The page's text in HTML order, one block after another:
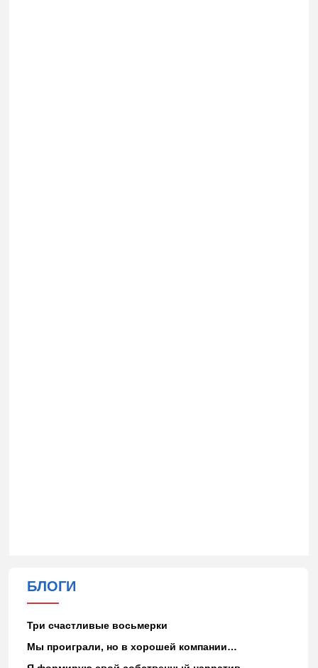
БЛОГИ
Три счастливые восьмерки
Мы проиграли, но в хорошей компании…